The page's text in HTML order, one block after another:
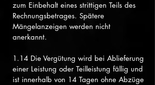
zum Einbehalt eines strittigen Teils des
Rechnungsbetrages. Spätere
Mängelanzeigen werden nicht
anerkannt.
1.14 Die Vergütung wird bei Ablieferung
einer Leistung oder Teilleistung fällig und
ist innerhalb von 14 Tagen ohne Abzüge